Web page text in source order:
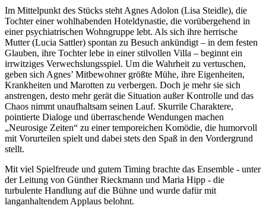
Im Mittelpunkt des Stücks steht Agnes Adolon (Lisa Steidle), die
Tochter einer wohlhabenden Hoteldynastie, die vorübergehend in
einer psychiatrischen Wohngruppe lebt. Als sich ihre herrische
Mutter (Lucia Sattler) spontan zu Besuch ankündigt – in dem festen
Glauben, ihre Tochter lebe in einer stilvollen Villa – beginnt ein
irrwitziges Verwechslungsspiel. Um die Wahrheit zu vertuschen,
geben sich Agnes’ Mitbewohner größte Mühe, ihre Eigenheiten,
Krankheiten und Marotten zu verbergen. Doch je mehr sie sich
anstrengen, desto mehr gerät die Situation außer Kontrolle und das
Chaos nimmt unaufhaltsam seinen Lauf. Skurrile Charaktere,
pointierte Dialoge und überraschende Wendungen machen
„Neurosige Zeiten“ zu einer temporeichen Komödie, die humorvoll
mit Vorurteilen spielt und dabei stets den Spaß in den Vordergrund
stellt.
Mit viel Spielfreude und gutem Timing brachte das Ensemble - unter
der Leitung von Günther Rieckmann und Maria Hipp - die
turbulente Handlung auf die Bühne und wurde dafür mit
langanhaltendem Applaus belohnt.